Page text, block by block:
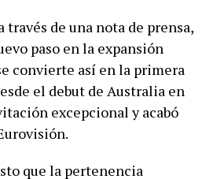
de una nota de prensa,
paso en la expansión
convierte así en la primera
el debut de Australia en
excepcional y acabó
que la pertenencia